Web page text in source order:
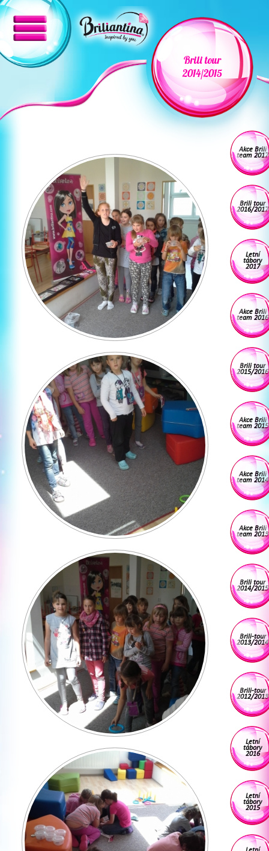
Brili tour
2014/2015
Akce Brili
team 2017
Brili tour
2016/2017
Letní
tábory
2017
Akce Brili
team 2016
Brili tour
2015/2016
Akce Brili
team 2015
Akce Brili
team 2014
Akce Brili
team 2013
Brili tour
2014/2015
Brili-tour
2013/2014
Brili-tour
2012/2013
Letní
tábory
2016
Letní
tábory
2015